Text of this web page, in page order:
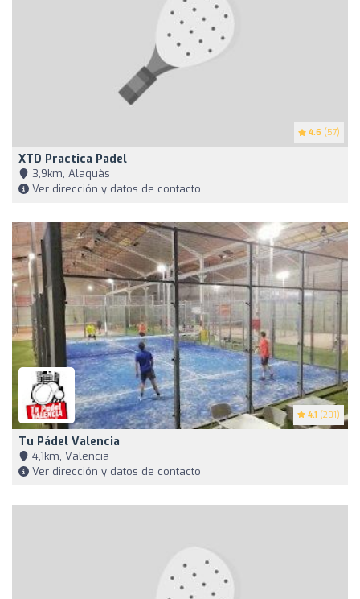
4.6 (57)
XTD Practica Padel
3,9km, Alaquàs
Ver dirección y datos de contacto
4.1 (201)
Tu Pádel Valencia
4,1km, Valencia
Ver dirección y datos de contacto